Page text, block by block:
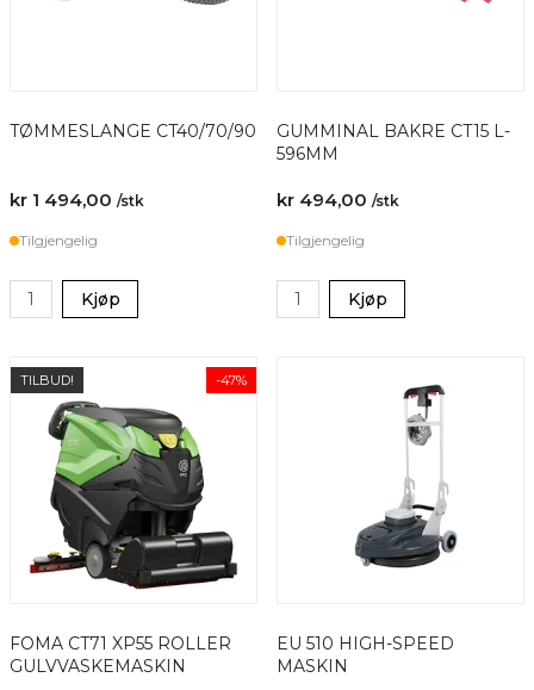
TØMMESLANGE CT40/70/90
kr 1 494,00 /stk
Tilgjengelig
Kjøp
GUMMINAL BAKRE CT15 L-
596MM
kr 494,00 /stk
Tilgjengelig
Kjøp
TILBUD! -47%
FOMA CT71 XP55 ROLLER
GULVVASKEMASKIN
EU 510 HIGH-SPEED
MASKIN